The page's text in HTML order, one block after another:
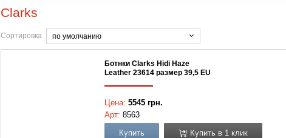
Clarks
Сортировка по умолчанию
Ботнки Clarks Hidi Haze
Leather 23614 размер 39,5 EU
Цена: 5545 грн.
Арт: 8563
Купить
Купить в 1 клик